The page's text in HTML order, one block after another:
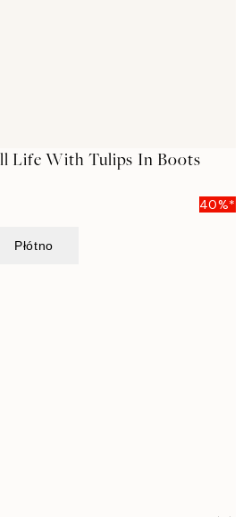
Life With Tulips In Boots
40%*
Płótno